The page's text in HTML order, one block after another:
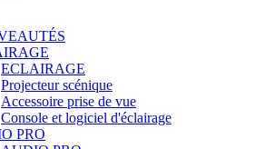
ECLAIRAGE
Projecteur scénique
Accessoire prise de vue
Console et logiciel d'éclairage
PRO